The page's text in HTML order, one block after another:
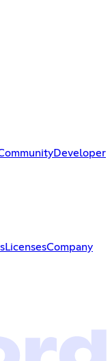
Developer
LicensesCompany